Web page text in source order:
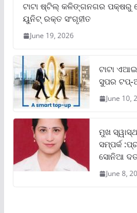
ଟାଟା ଷ୍ଟିଲ୍‌ କଳିଙ୍ଗନଗର ପକ୍ଷରୁ
ୟୁନିଟ୍‌ ରକ୍ତ ସଂଗୃହୀତ
June 19, 2026
ଟାଟା
ସୁପର ଟପ୍‌-
June 10,
ମୁଖ
ସମ୍ପର୍କ
ସୋନିଆ
June 8,